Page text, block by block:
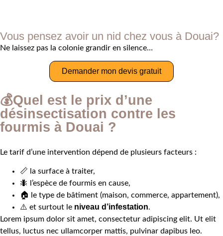
Vous pensez avoir un nid chez vous à Douai?
Ne laissez pas la colonie grandir en silence…
Demander mon devis gratuit
💰Quel est le prix d’une
désinsectisation contre les
fourmis à Douai ?
Le tarif d’une intervention dépend de plusieurs facteurs :
📏 la surface à traiter,
🐜 l’espèce de fourmis en cause,
🏠 le type de bâtiment (maison, commerce, appartement),
⚠️ et surtout le niveau d’infestation.
Lorem ipsum dolor sit amet, consectetur adipiscing elit. Ut elit
tellus, luctus nec ullamcorper mattis, pulvinar dapibus leo.